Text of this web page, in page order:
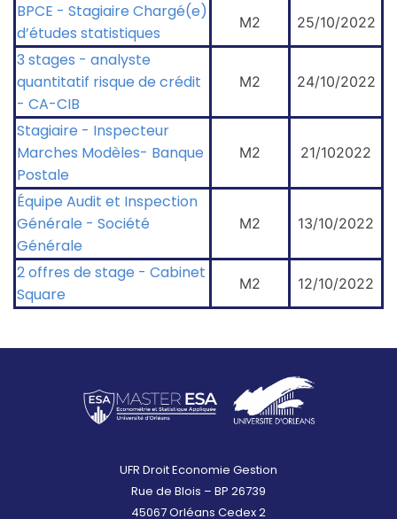
BPCE - Stagiaire Chargé(e)
d’études statistiques
M2 25/10/2022
3 stages - analyste
quantitatif risque de crédit
- CA-CIB
M2 24/10/2022
Stagiaire - Inspecteur
Marches Modèles- Banque
Postale
M2 21/102022
Équipe Audit et Inspection
Générale - Société
Générale
M2 13/10/2022
2 offres de stage - Cabinet
Square
M2 12/10/2022
UFR Droit Economie Gestion
Rue de Blois – BP 26739
45067 Orléans Cedex 2